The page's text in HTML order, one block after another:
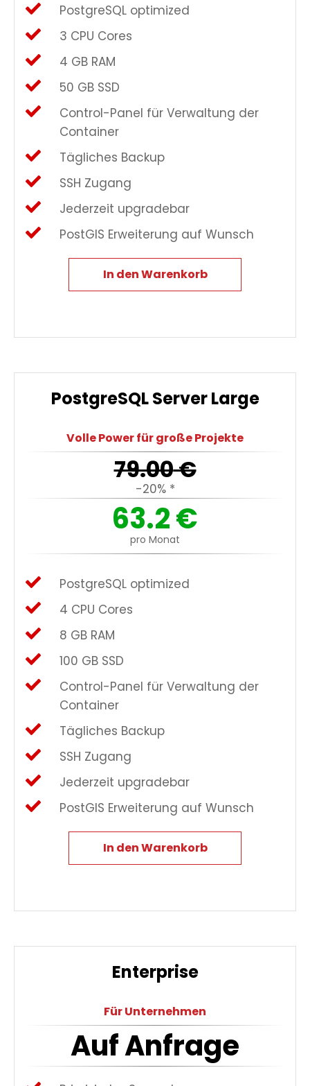
PostgreSQL optimized
3 CPU Cores
4 GB RAM
50 GB SSD
Control-Panel für Verwaltung der
Container
Tägliches Backup
SSH Zugang
Jederzeit upgradebar
PostGIS Erweiterung auf Wunsch
In den Warenkorb
PostgreSQL Server Large
Volle Power für große Projekte
79.00€
-20% *
63.2€
pro Monat
PostgreSQL optimized
4 CPU Cores
8 GB RAM
100 GB SSD
Control-Panel für Verwaltung der
Container
Tägliches Backup
SSH Zugang
Jederzeit upgradebar
PostGIS Erweiterung auf Wunsch
In den Warenkorb
Enterprise
Für Unternehmen
Auf Anfrage